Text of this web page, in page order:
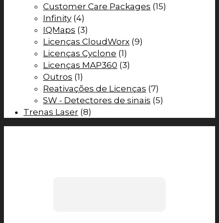
Customer Care Packages (15)
Infinity (4)
IQMaps (3)
Licenças CloudWorx (9)
Licenças Cyclone (1)
Licenças MAP360 (3)
Outros (1)
Reativações de Licenças (7)
SW - Detectores de sinais (5)
Trenas Laser (8)